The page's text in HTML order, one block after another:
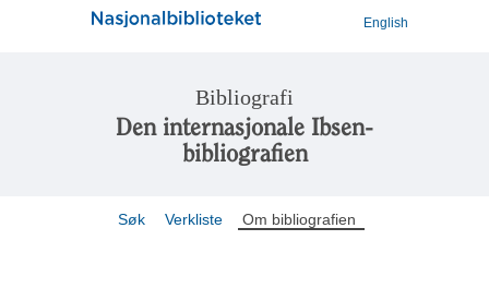
English
Bibliografi
Den internasjonale Ibsen-
bibliografien
Søk Verkliste Om bibliografien